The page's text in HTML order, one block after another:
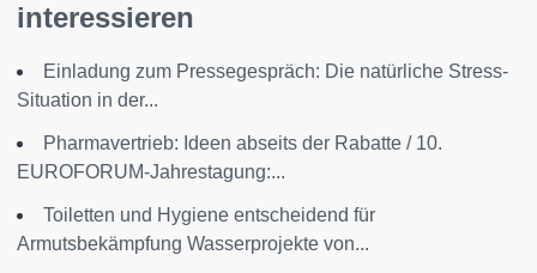
interessieren
Einladung zum Pressegespräch: Die natürliche Stress-
Situation in der...
Pharmavertrieb: Ideen abseits der Rabatte / 10.
EUROFORUM-Jahrestagung:...
Toiletten und Hygiene entscheidend für
Armutsbekämpfung Wasserprojekte von...